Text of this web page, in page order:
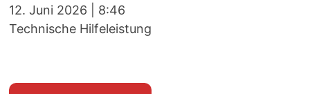
12. Juni 2026
8:46
Technische Hilfeleistung